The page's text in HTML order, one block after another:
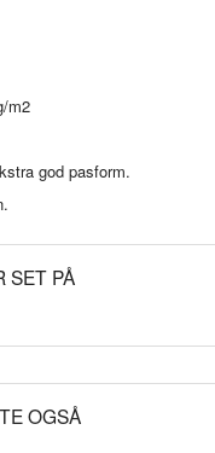
m2
god pasform.
SET PÅ
OGSÅ